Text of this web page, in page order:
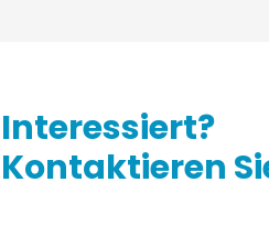
Interessiert?
Kontaktieren